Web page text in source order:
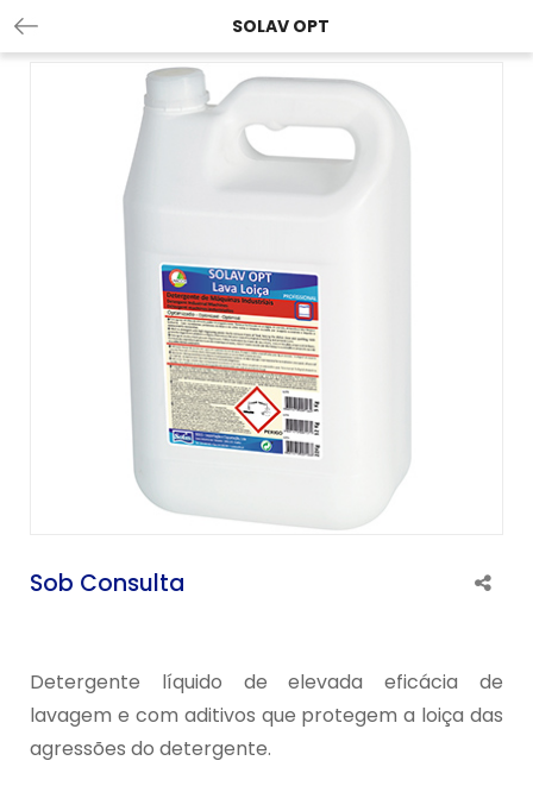
SOLAV OPT
Sob Consulta
Detergente líquido de elevada eficácia de
lavagem e com aditivos que protegem a loiça das
agressões do detergente.